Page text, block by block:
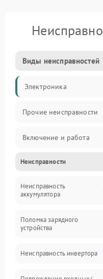
Виды неисправностей
Электроника
Прочие неисправности
Включение и работа
Работа с нагрузкой
Звук и индикация
Неисправности
Неисправность
аккумулятора
Поломка зарядного
устройства
Неисправность инвертора